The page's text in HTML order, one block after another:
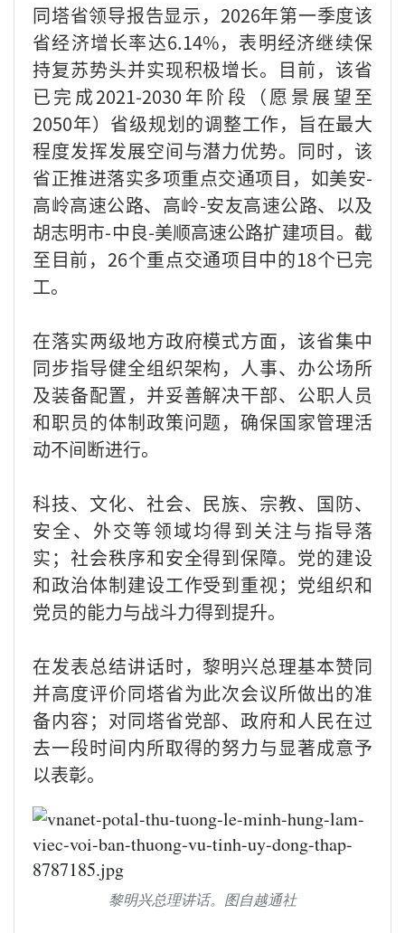
同塔省领导报告显示，2026年第一季度该
省经济增长率达6.14%，表明经济继续保
持复苏势头并实现积极增长。目前，该省
已完成2021-2030年阶段（愿景展望至
2050年）省级规划的调整工作，旨在最大
程度发挥发展空间与潜力优势。同时，该
省正推进落实多项重点交通项目，如美安-
高岭高速公路、高岭-安友高速公路、以及
胡志明市-中良-美顺高速公路扩建项目。截
至目前，26个重点交通项目中的18个已完
工。
在落实两级地方政府模式方面，该省集中
同步指导健全组织架构，人事、办公场所
及装备配置，并妥善解决干部、公职人员
和职员的体制政策问题，确保国家管理活
动不间断进行。
科技、文化、社会、民族、宗教、国防、
安全、外交等领域均得到关注与指导落
实；社会秩序和安全得到保障。党的建设
和政治体制建设工作受到重视；党组织和
党员的能力与战斗力得到提升。
在发表总结讲话时，黎明兴总理基本赞同
并高度评价同塔省为此次会议所做出的准
备内容；对同塔省党部、政府和人民在过
去一段时间内所取得的努力与显著成意予
以表彰。
黎明兴总理讲话。图自越通社